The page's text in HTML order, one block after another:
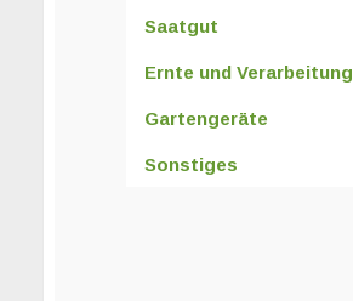
Saatgut
Ernte und Verarbeitung
Gartengeräte
Sonstiges